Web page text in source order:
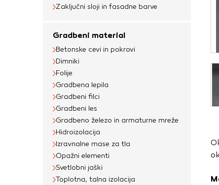
Zaključni sloji in fasadne barve
Gradbeni material
Betonske cevi in pokrovi
Dimniki
Folije
Gradbena lepila
Gradbeni filci
Gradbeni les
Gradbeno železo in armaturne mreže
Hidroizolacija
Izravnalne mase za tla
Opažni elementi
Svetlobni jaški
Toplotna, talna izolacija
Obvezni piškotki
Ti piškotki so nujni
Običajno so
nastavitev
blokira te piškotke
Piškotki za
S temi piškotki
priljubljena, in
zbirajo, so